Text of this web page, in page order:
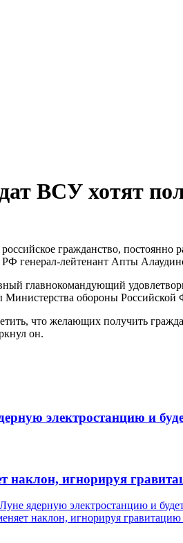
ВСУ хотят
гражданство, постоянно
генерал-лейтенант Апты
главнокомандующий
Министерства обороны
что желающих получить
он.
электростанцию и
наклон, игнорируя
ядерную электростанцию и
наклон, игнорируя